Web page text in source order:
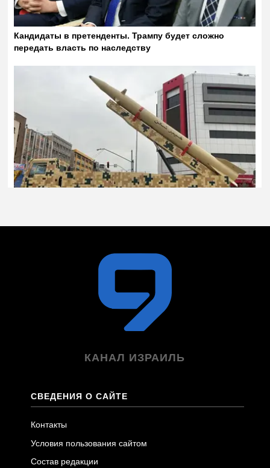
КАНАЛ ИЗРАИЛЬ
СВЕДЕНИЯ О САЙТЕ
Контакты
Условия пользования сайтом
Состав редакции